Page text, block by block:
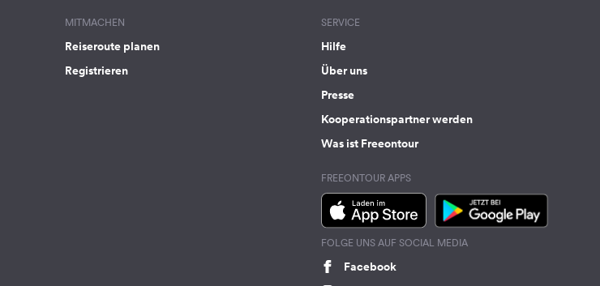
MITMACHEN
Reiseroute planen
Registrieren
SERVICE
Hilfe
Über uns
Presse
Kooperationspartner werden
Was ist Freeontour
FREEONTOUR APPS
FOLGE UNS AUF SOCIAL MEDIA
Facebook